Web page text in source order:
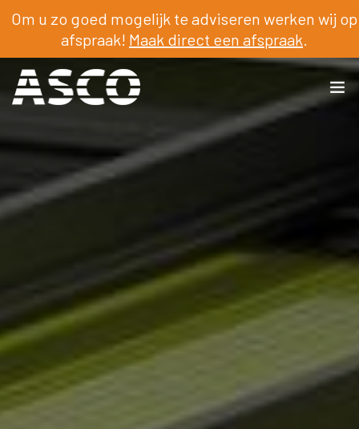
Om u zo goed mogelijk te adviseren werken wij op
afspraak! Maak direct een afspraak.